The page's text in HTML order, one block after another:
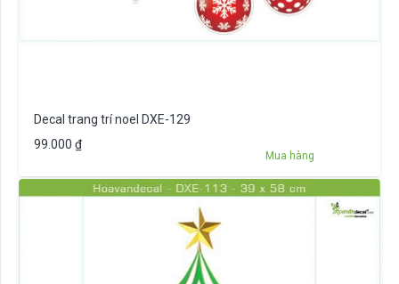
Decal trang trí noel DXE-129
99.000 ₫
Mua hàng